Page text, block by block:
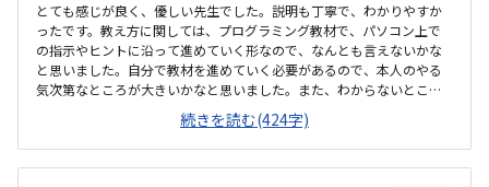
とても感じが良く、優しい先生でした。説明も丁寧で、わかりやすか
ったです。教え方に関しては、プログラミング教材で、パソコン上で
の指示やヒントに沿って進めていく形なので、なんとも言えないかな
と思いました。自分で教材を進めていく必要があるので、本人のやる
気次第なところが大きいかなと思いました。また、わからないところ
をわからないまま適当に進めず、きちんと質問し、確認しながらでき
るかどうかが懸念点です。家から近く、徒歩で子ども1人でも通わせる
ことができそうなので、そこは魅力的だなと思いました。こじんまり
とした教室ですが、机や椅子は綺麗でした。余計なものが置かれてい
続きを読む(424字)